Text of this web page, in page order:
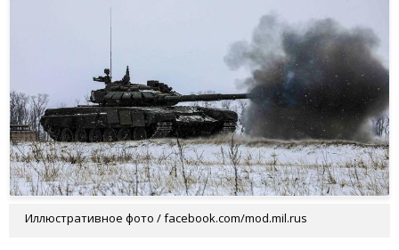
Иллюстративное фото / facebook.com/mod.mil.rus